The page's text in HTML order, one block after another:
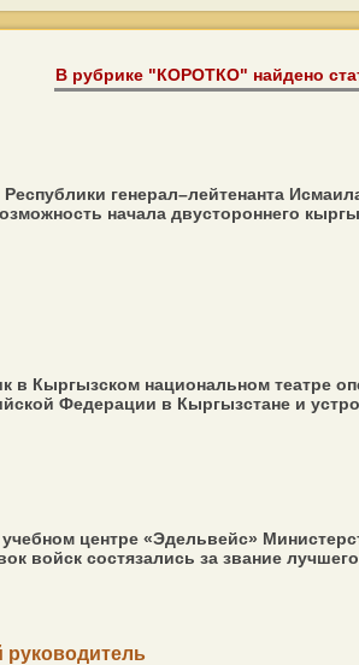
В рубрике "КОРОТКО" найдено
генерал–лейтенанта
начала двустороннего
Кыргызском национальном театре
Федерации в Кыргызстане и
центре «Эдельвейс»
войск состязались за звание